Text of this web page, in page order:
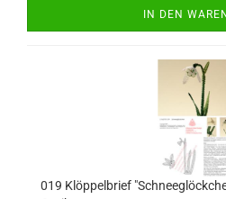
IN DEN
019 Klöppelbrief